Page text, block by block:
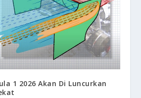
1 2026 Akan Di Luncurkan